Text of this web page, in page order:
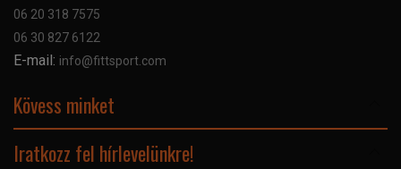
Adatvédelmi nyilatkozat
06 20 318 7575
06 30 827 6122
E-mail: info@fittsport.com
Kövess minket
Iratkozz fel hírlevelünkre!